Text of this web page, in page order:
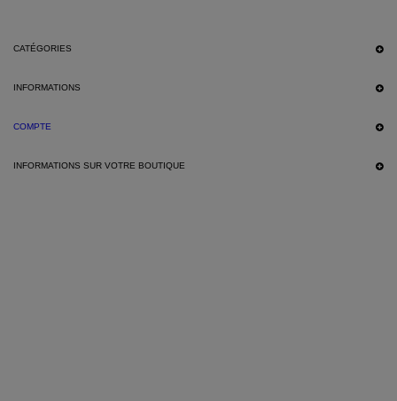
CATÉGORIES
INFORMATIONS
COMPTE
INFORMATIONS SUR VOTRE BOUTIQUE